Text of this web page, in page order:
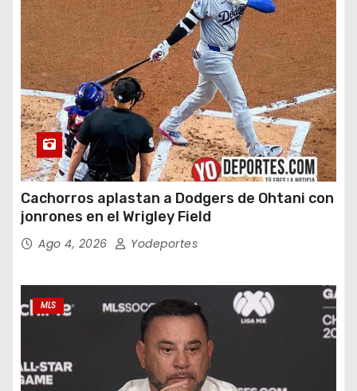
Cachorros aplastan a Dodgers de Ohtani con
jonrones en el Wrigley Field
Ago 4, 2026 Yodeportes
MLS